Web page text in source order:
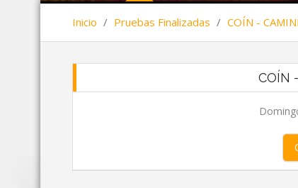
Inicio / Pruebas Finalizadas / COÍN -
COÍN